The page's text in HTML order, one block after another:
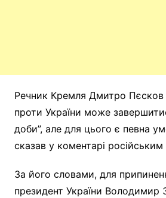
Речник Кремля Дмитро Пєсков
проти України може
доби”, але для цього є певна
сказав у коментарі
За його словами, для
президент України Володимир